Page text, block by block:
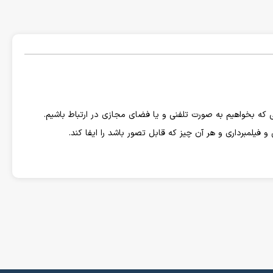
که بخواهیم به صورت تلفنی و یا فضای مجازی در ارتباط باشیم.
و هر آن چیز که قابل تصور باشد را ایفا کند.